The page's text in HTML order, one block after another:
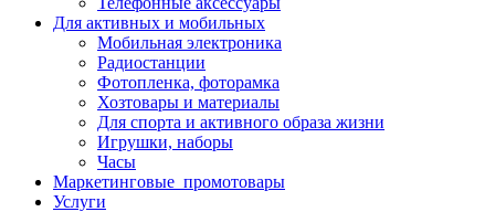
Для активных и мобильных
Мобильная электроника
Радиостанции
Фотопленка, фоторамка
Хозтовары и материалы
Для спорта и активного образа жизни
Игрушки, наборы
Часы
Маркетинговые_промотовары
Услуги